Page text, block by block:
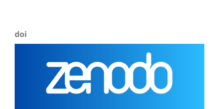
doi